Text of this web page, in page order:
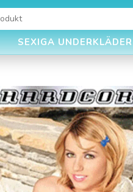
SEXIGA UNDERKLÄDER